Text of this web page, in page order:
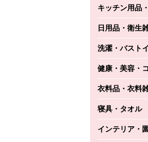
キッチン用品
日用品・衛生
洗濯・バスト
健康・美容・
衣料品・衣料
寝具・タオル
インテリア・